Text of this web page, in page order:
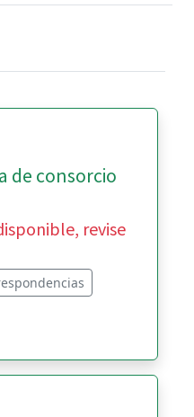
de consorcio
revise